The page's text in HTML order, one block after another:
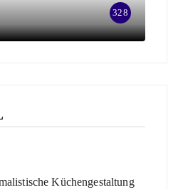
328
Küchengestaltung